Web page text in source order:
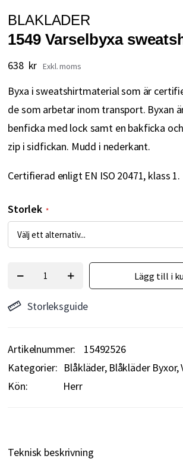
till
början
av
BLAKLADER
1549 Varselbyxa
638 kr
Byxa i sweatshirtmaterial som är
de som arbetar inom transport. Byxan
benficka med lock samt en bakficka
zip i sidfickan. Mudd i nederkant.
Certifierad enligt EN ISO 20471, klass 1.
Storlek
Lägg till i
Storleksguide
Artikelnummer
15492526
Kategorier: Blåkläder Blåkläder Byxor
Kön:
Herr
Teknisk beskrivning